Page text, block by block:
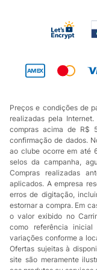
Preços e condições de
realizadas pela
compras acima de R$
confirmação de dados.
ao clube ocorre em até
selos da campanha,
Compras realizadas
aplicados. A empresa
erros de digitação,
estornar a compra. Em
o valor exibido no
como referência
variações conforme a
Ofertas sujeitas à
site são meramente